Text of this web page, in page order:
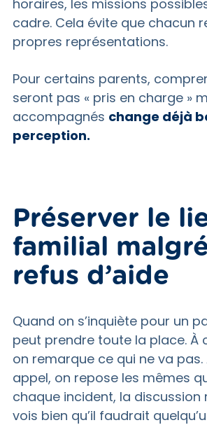
horaires, les missions
cadre. Cela évite que chacun
propres représentations.
Pour certains parents,
seront pas « pris en charge »
accompagnés change déjà
perception.
Préserver le
familial
refus d’aide
Quand on s’inquiète pour un
peut prendre toute la place. À
on remarque ce qui ne va pas.
appel, on repose les mêmes
chaque incident, la discussion
vois bien qu’il faudrait